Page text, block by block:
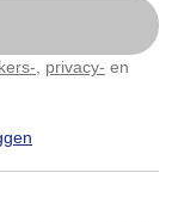
privacy- en